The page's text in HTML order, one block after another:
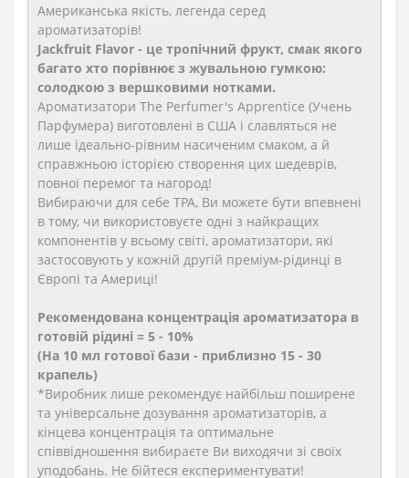
Американська якість, легенда серед
ароматизаторів!
Jackfruit Flavor - це тропічний фрукт, смак якого
багато хто порівнює з жувальною гумкою:
солодкою з вершковими нотками.
Ароматизатори The Perfumer's Apprentice (Учень
Парфумера) виготовлені в США і славляться не
лише ідеально-рівним насиченим смаком, а й
справжньою історією створення цих шедеврів,
повної перемог та нагород!
Вибираючи для себе TPA, Ви можете бути впевнені
в тому, чи використовуєте одні з найкращих
компонентів у всьому світі, ароматизатори, які
застосовують у кожній другій преміум-рідинці в
Європі та Америці!
Рекомендована концентрація ароматизатора в
готовій рідині = 5 - 10%
(На 10 мл готової бази - приблизно 15 - 30
крапель)
*Виробник лише рекомендує найбільш поширене
та універсальне дозування ароматизаторів, а
кінцева концентрація та оптимальне
співвідношення вибираєте Ви виходячи зі своїх
уподобань. Не бійтеся експериментувати!